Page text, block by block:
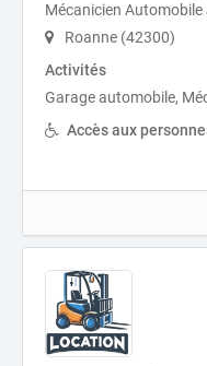
Mécanicien Automobile
Roanne (42300)
Activités
Garage automobile,
Accès aux